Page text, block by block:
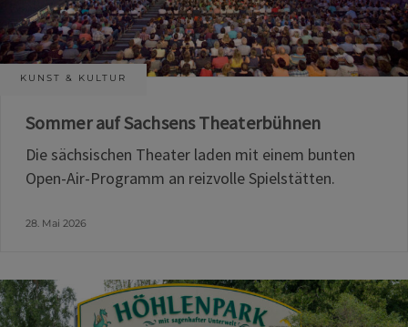
KUNST & KULTUR
Sommer auf Sachsens Theaterbühnen
Die sächsischen Theater laden mit einem bunten
Open-Air-Programm an reizvolle Spielstätten.
28. Mai 2026